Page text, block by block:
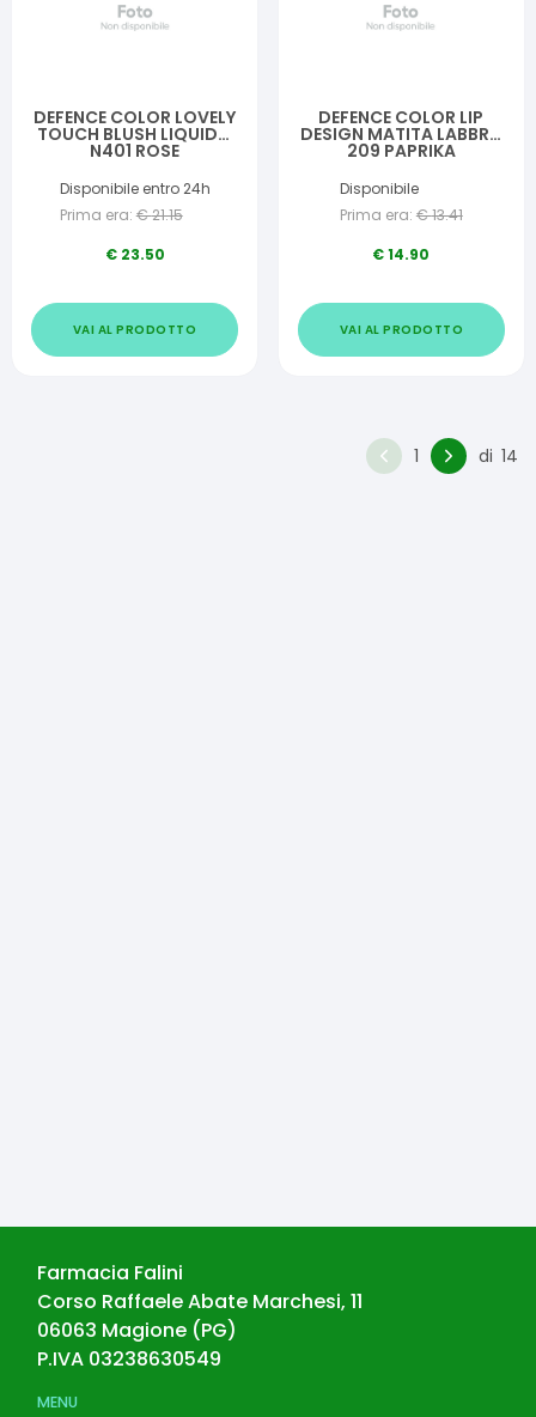
DEFENCE COLOR LOVELY
TOUCH BLUSH LIQUIDO
N401 ROSE
Disponibile entro 24h
Prima era: €21.15
€ 23.50
VAI AL PRODOTTO
DEFENCE COLOR LIP
DESIGN MATITA LABBRA
209 PAPRIKA
Disponibile
Prima era: €13.41
€14.90
VAI AL PRODOTTO
1 di 14
Farmacia Falini
Corso Raffaele Abate Marchesi, 11
06063 Magione (PG)
P.IVA 03238630549
MENU